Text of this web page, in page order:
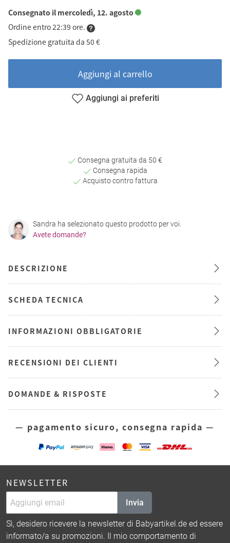
Consegnato il mercoledì, 12. agosto
Ordine entro 22:39 ore.
Spedizione gratuita da 50 €
Aggiungi al carrello
Aggiungi ai preferiti
Consegna gratuita da 50 €
Consegna rapida
Acquisto contro fattura
Sandra ha selezionato questo prodotto per voi.
Avete domande?
DESCRIZIONE
SCHEDA TECNICA
INFORMAZIONI OBBLIGATORIE
RECENSIONI DEI CLIENTI
DOMANDE & RISPOSTE
— pagamento sicuro, consegna rapida —
NEWSLETTER
Invia
Sì, desidero ricevere la newsletter di Babyartikel.de ed essere
informato/a su promozioni. Il mio comportamento di